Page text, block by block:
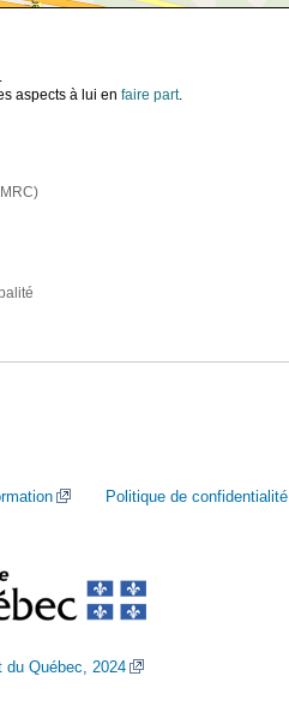
aspects à lui en faire part.
Politique de confidentialité
Québec, 2024